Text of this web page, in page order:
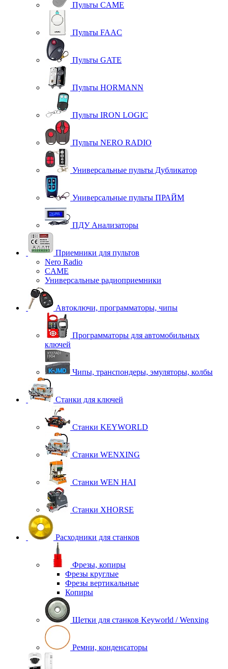
Пульты CAME
Пульты FAAC
Пульты GATE
Пульты HORMANN
Пульты IRON LOGIC
Пульты NERO RADIO
Универсальные пульты Дубликатор
Универсальные пульты ПРАЙМ
ПДУ Анализаторы
Приемники для пультов
Nero Radio
CAME
Универсальные радиоприемники
Автоключи, программаторы, чипы
Программаторы для автомобильных
ключей
Чипы, транспондеры, эмуляторы, колбы
Станки для ключей
Станки KEYWORLD
Станки WENXING
Станки WEN HAI
Станки XHORSE
Расходники для станков
Фрезы, копиры
Фрезы круглые
Фрезы вертикальные
Копиры
Щетки для станков Keyworld / Wenxing
Ремни, конденсаторы